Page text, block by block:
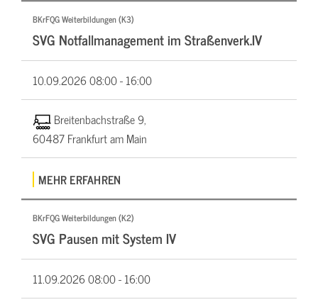
BKrFQG Weiterbildungen (K3)
SVG Notfallmanagement im Straßenverk.IV
10.09.202608:00 - 16:00
Breitenbachstraße 9,
60487 Frankfurt am Main
MEHR ERFAHREN
BKrFQG Weiterbildungen (K2)
SVG Pausen mit System IV
11.09.202608:00 - 16:00